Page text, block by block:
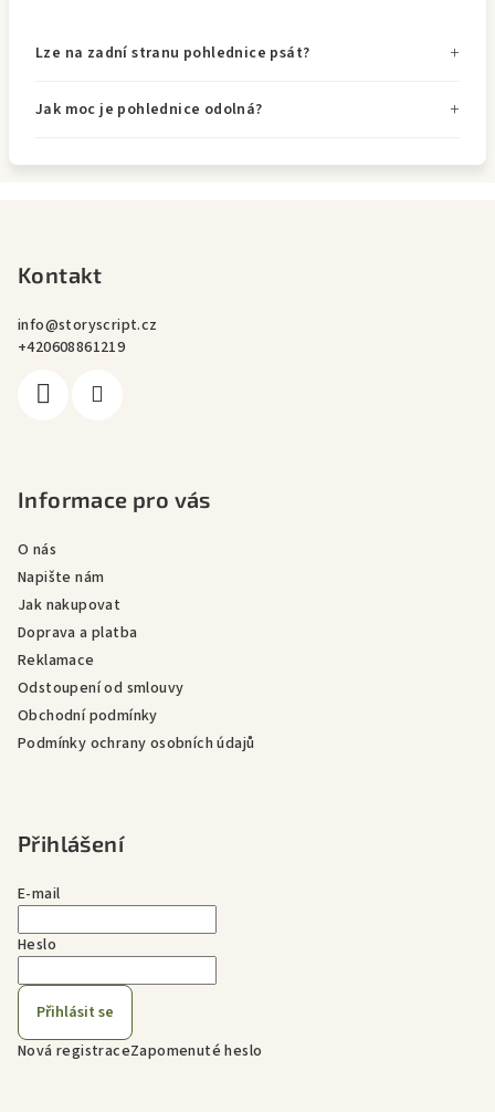
Lze na zadní stranu pohlednice psát?
Jak moc je pohlednice odolná?
Kontakt
info@storyscript.cz
+420608861219
Informace pro vás
O nás
Napište nám
Jak nakupovat
Doprava a platba
Reklamace
Odstoupení od smlouvy
Obchodní podmínky
Podmínky ochrany osobních údajů
Přihlášení
E-mail
Heslo
Přihlásit se
Nová registraceZapomenuté heslo